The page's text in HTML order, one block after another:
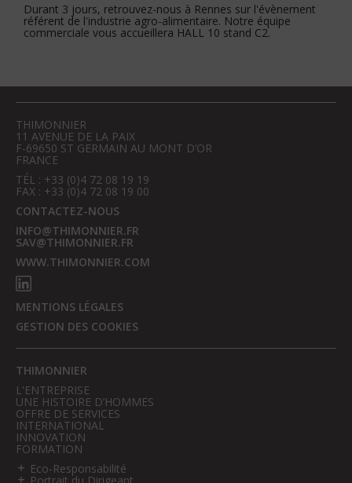
Durant 3 jours, retrouvez-nous à Rennes sur l'évènement
référent de l'industrie agro-alimentaire. Notre équipe
commerciale vous accueillera HALL 10 stand C2.
THIMONNIER
11 AVENUE DE LA PAIX
F-69650 ST GERMAIN AU MONT D’OR
FRANCE
TÉL : +33 (0)4 72 08 19 19
FAX : +33 (0)4 72 08 19 00
CONTACTEZ-NOUS
INFO@THIMONNIER.FR
SAV@THIMONNIER.FR
WWW.THIMONNIER.COM
MENTIONS LÉGALES
GESTION DES COOKIES
THIMONNIER
L'ENTREPRISE
UNE HISTOIRE D’HOMMES
OFFRE DE SERVICES
INTERNATIONAL
INNOVATION
FORMATION
Eco-Responsabilité